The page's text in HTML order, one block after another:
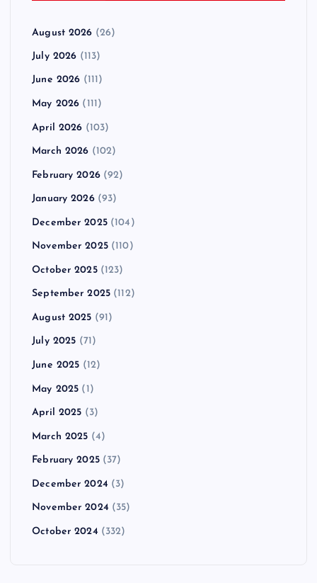
August 2026 (26)
July 2026 (113)
June 2026 (111)
May 2026 (111)
April 2026 (103)
March 2026 (102)
February 2026(92)
January 2026(93)
December 2025(104)
November 2025(110)
October 2025(123)
September 2025 (112)
August 2025 (91)
July 2025 (71)
June 2025 (12)
May 2025 (1)
April 2025 (3)
March 2025 (4)
February 2025(37)
December 2024 (3)
November 2024 (35)
October 2024 (332)